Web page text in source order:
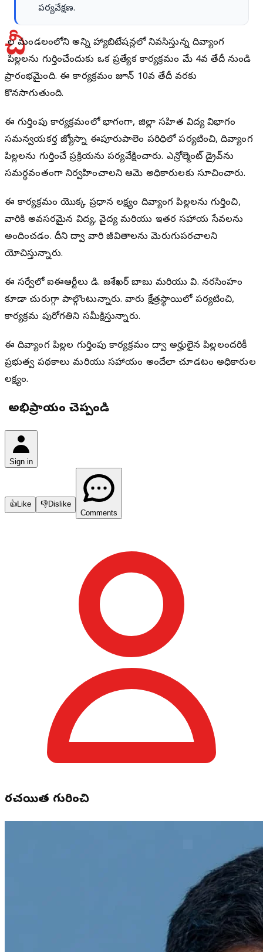
పర్యవేక్షణ.
రాల మండలంలోని అన్ని హ్యాబిటేషన్లలో నివసిస్తున్న దివ్యాంగ
పిల్లలను గుర్తించేందుకు ఒక ప్రత్యేక కార్యక్రమం మే 4వ తేదీ నుండి
ప్రారంభమైంది. ఈ కార్యక్రమం జూన్ 10వ తేదీ వరకు
కొనసాగుతుంది.
ఈ గుర్తింపు కార్యక్రమంలో భాగంగా, జిల్లా సహిత విద్య విభాగం
సమన్వయకర్త జ్యోస్నా ఈపూరుపాలెం పరిధిలో పర్యటించి, దివ్యాంగ
పిల్లలను గుర్తించే ప్రక్రియను పర్యవేక్షించారు. ఎన్రోల్మెంట్ డ్రైవ్‌ను
సమర్థవంతంగా నిర్వహించాలని ఆమె అధికారులకు సూచించారు.
ఈ కార్యక్రమం యొక్క ప్రధాన లక్ష్యం దివ్యాంగ పిల్లలను గుర్తించి,
వారికి అవసరమైన విద్య, వైద్య మరియు ఇతర సహాయ సేవలను
అందించడం. దీని ద్వారా వారి జీవితాలను మెరుగుపరచాలని
యోచిస్తున్నారు.
ఈ సర్వేలో ఐఈఆర్టీలు డి. రాజశేఖర్ బాబు మరియు వి. నరసింహం
కూడా చురుగ్గా పాల్గొంటున్నారు. వారు క్షేత్రస్థాయిలో పర్యటించి,
కార్యక్రమ పురోగతిని సమీక్షిస్తున్నారు.
ఈ దివ్యాంగ పిల్లల గుర్తింపు కార్యక్రమం ద్వారా అర్హులైన పిల్లలందరికీ
ప్రభుత్వ పథకాలు మరియు సహాయం అందేలా చూడటం అధికారుల
లక్ష్యం.
మీ అభిప్రాయం చెప్పండి
Sign in
👍Like 👎Dislike
Comments
రచయిత గురించి